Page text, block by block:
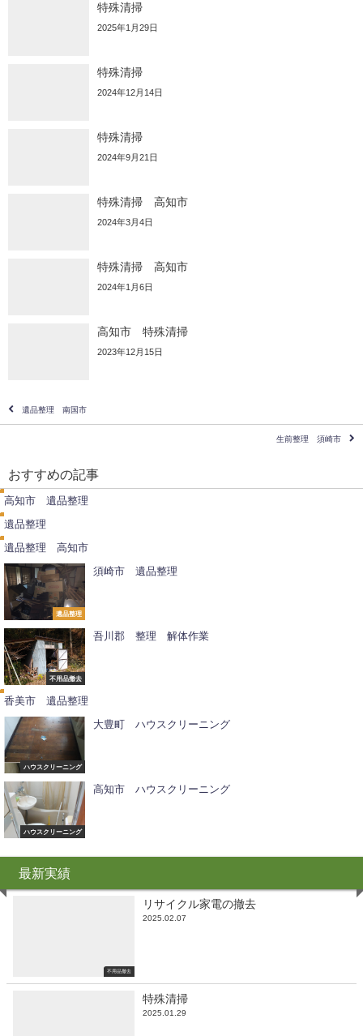
特殊清掃
2025年1月29日
特殊清掃
2024年12月14日
特殊清掃
2024年9月21日
特殊清掃 高知市
2024年3月4日
特殊清掃 高知市
2024年1月6日
高知市 特殊清掃
2023年12月15日
遺品整理 南国市
生前整理 須崎市
おすすめの記事
高知市 遺品整理
遺品整理
遺品整理 高知市
遺品整理
須崎市 遺品整理
不用品撤去
吾川郡 整理 解体作業
香美市 遺品整理
ハウスクリーニング
大豊町 ハウスクリーニング
ハウスクリーニング
高知市 ハウスクリーニング
最新実績
不用品撤去
リサイクル家電の撤去
2025.02.07
特殊清掃
2025.01.29